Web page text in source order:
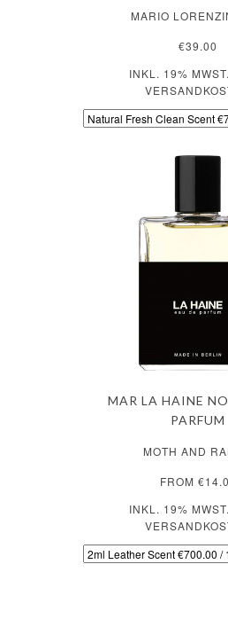
MARIO
€39.00
INKL. 19%
MAR LA HAINE
PARFUM
MOTH AND
FROM
INKL. 19%